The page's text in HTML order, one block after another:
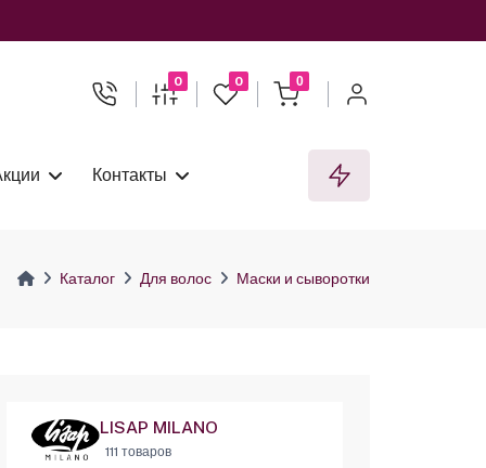
0 0 0
Контакты
Каталог Для волос Маски и сыворотки
LISAP MILANO
111 товаров